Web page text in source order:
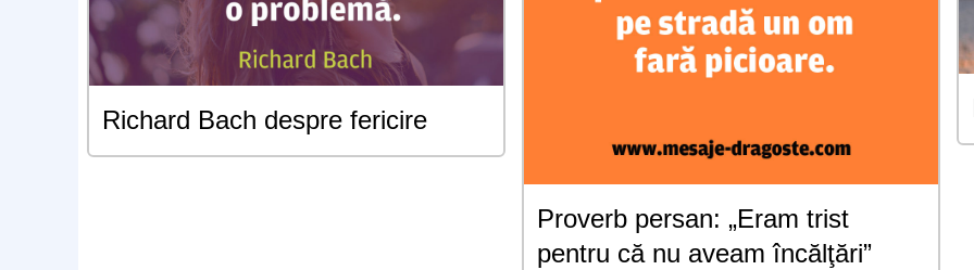
Richard Bach despre fericire
Proverb persan: „Eram trist
pentru că nu aveam încălţări”